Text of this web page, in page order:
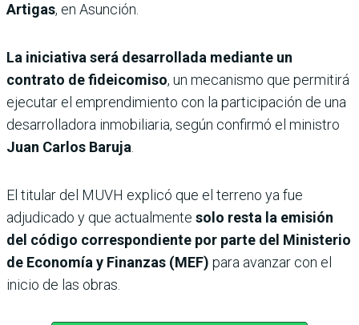
Artigas, en Asunción.
La iniciativa será desarrollada mediante un
contrato de fideicomiso, un mecanismo que permitirá
ejecutar el emprendimiento con la participación de una
desarrolladora inmobiliaria, según confirmó el ministro
Juan Carlos Baruja
El titular del MUVH explicó que el terreno ya fue
adjudicado y que actualmente solo resta la emisión
del código correspondiente por parte del Ministerio
de Economía y Finanzas (MEF) para avanzar con el
inicio de las obras.